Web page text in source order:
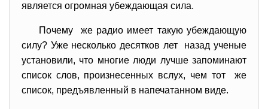
является огромная убеждающая сила.
Почему же радио имеет такую убеждающую
силу? Уже несколько десятков лет назад ученые
установили, что многие люди лучше запоминают
список слов, произнесенных вслух, чем тот же
список, предъявленный в напечатанном виде.